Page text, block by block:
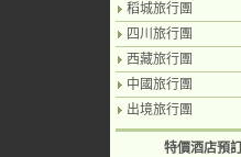
稻城旅行團
四川旅行團
西藏旅行團
中國旅行團
出境旅行團
特價酒店預訂